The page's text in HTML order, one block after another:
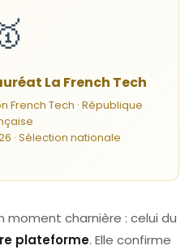
La French Tech
French Tech · République
· Sélection nationale
charnière : celui du
plateforme. Elle confirme